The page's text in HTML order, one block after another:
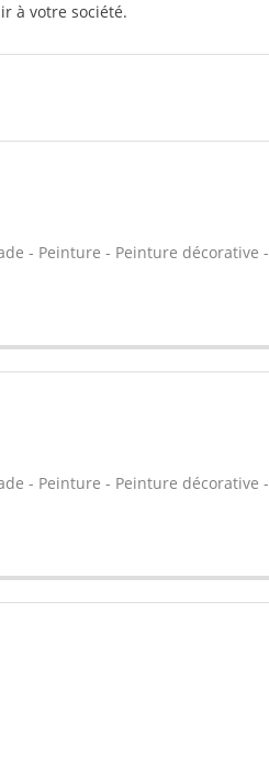
à votre société.
- Peinture - Peinture décorative -
- Peinture - Peinture décorative -